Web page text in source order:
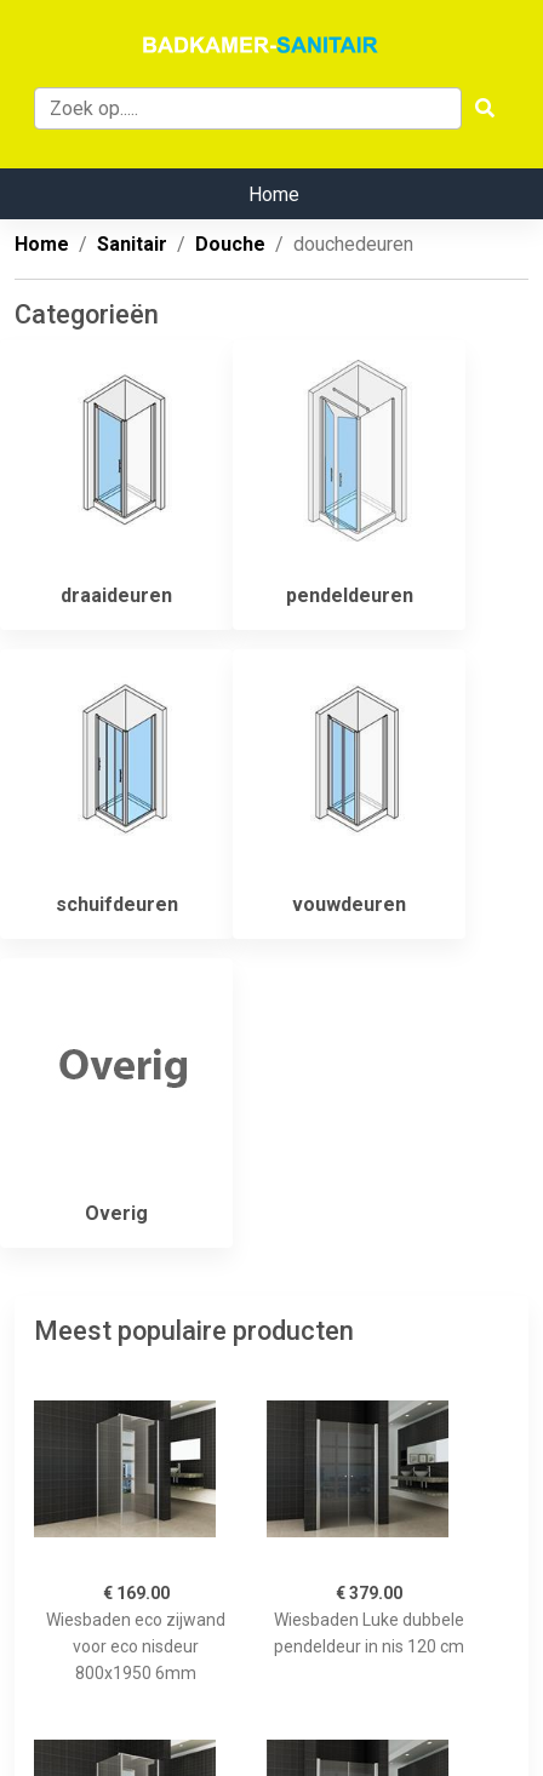
Home
Home Sanitair Douche douchedeuren
Categorieën
draaideuren pendeldeuren
schuifdeuren vouwdeuren
Overig
Meest populaire producten
€ 169.00
Wiesbaden eco zijwand
voor eco nisdeur
800x1950 6mm
€ 379.00
Wiesbaden Luke dubbele
pendeldeur in nis 120 cm